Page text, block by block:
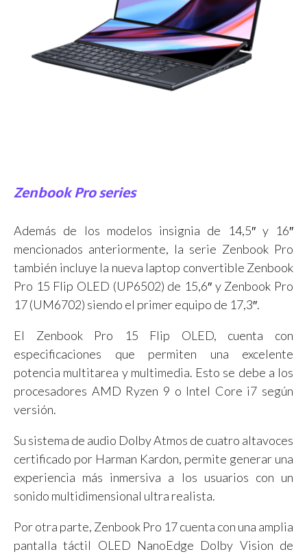
Zenbook Pro series
Además de los modelos insignia de 14,5″ y 16″
mencionados anteriormente, la serie Zenbook Pro
también incluye la nueva laptop convertible Zenbook
Pro 15 Flip OLED (UP6502) de 15,6″ y Zenbook Pro
17 (UM6702) siendo el primer equipo de 17,3″.
El Zenbook Pro 15 Flip OLED, cuenta con
especificaciones que permiten una excelente
potencia multitarea y multimedia. Esto se debe a los
procesadores AMD Ryzen 9 o Intel Core i7 según
versión.
Su sistema de audio Dolby Atmos de cuatro altavoces
certificado por Harman Kardon, permite generar una
experiencia más inmersiva a los usuarios con un
sonido multidimensional ultra realista.
Por otra parte, Zenbook Pro 17 cuenta con una amplia
pantalla táctil OLED NanoEdge Dolby Vision de